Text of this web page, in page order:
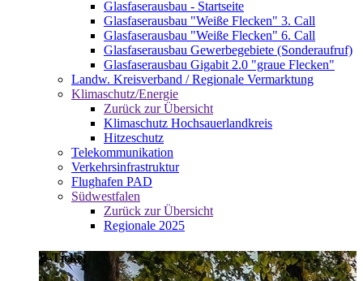
Glasfaserausbau - Startseite
Glasfaserausbau "Weiße Flecken" 3. Call
Glasfaserausbau "Weiße Flecken" 6. Call
Glasfaserausbau Gewerbegebiete (Sonderaufruf)
Glasfaserausbau Gigabit 2.0 "graue Flecken"
Landw. Kreisverband / Regionale Vermarktung
Klimaschutz/Energie
Zurück zur Übersicht
Klimaschutz Hochsauerlandkreis
Hitzeschutz
Telekommunikation
Verkehrsinfrastruktur
Flughafen PAD
Südwestfalen
Zurück zur Übersicht
Regionale 2025
E-Ticket